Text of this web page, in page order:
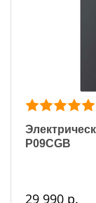
P09CGB
29 990 р.